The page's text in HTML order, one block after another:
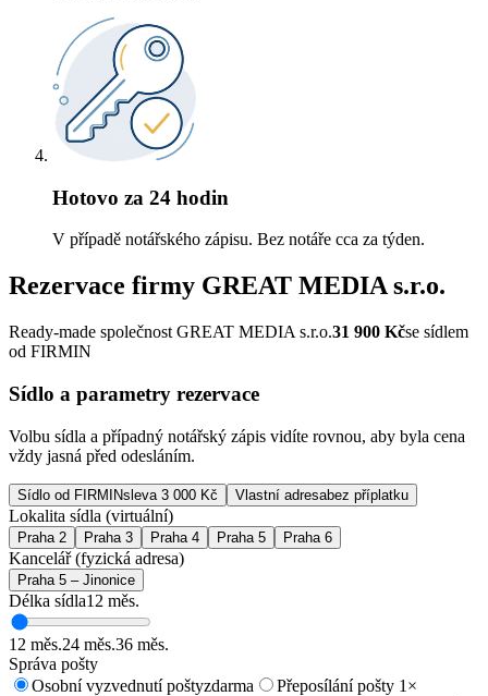
Hotovo za 24 hodin
V případě notářského zápisu. Bez notáře cca za týden.
Rezervace firmy GREAT MEDIA s.r.o.
Ready-made společnost GREAT MEDIA s.r.o.31 900 Kčse sídlem
od FIRMIN
Sídlo a parametry rezervace
Volbu sídla a případný notářský zápis vidíte rovnou, aby byla cena
vždy jasná před odesláním.
Sídlo od FIRMINsleva 3 000 Kč Vlastní adresabez příplatku
Lokalita sídla (virtuální)
Praha 2 Praha 3 Praha 4 Praha 5 Praha 6
Kancelář (fyzická adresa)
Praha 5 – Jinonice
Délka sídla12 měs.
12 měs.24 měs.36 měs.
Správa pošty
Osobní vyzvednutí poštyzdarma
Přeposílání pošty 1×